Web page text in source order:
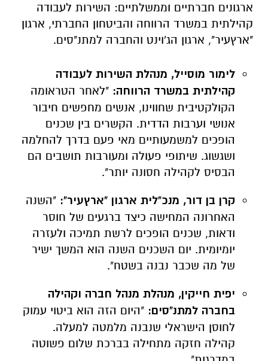
ארגונים חברתיים וממשלתיים: השירות לעבודה
קהילתית במשרד הרווחה והביטחון החברתי, ארגון
"ארץעיר", ארגון הג'וינט והחברה למתנ"סים.
לימור מוסייל, מנהלת השירות לעבודה
קהילתית במשרד הרווחה: "לאחר הטראומה
הקולקטיבית שחווינו, אנשים מחפשים חיבור
אנושי וערבות הדדית. הקשרים בין שכנים
הופכים למשמעותיים מאי פעם בדרך להחלמה
ושגשוג. שיתופי פעולה ומעורבות תושבים הם
הבסיס לקהילה חסונה יותר".
קרן בן דור, מנכ"לית ארגון "ארץעיר": "השנה
האחרונה המחישה כיצד ברגעים של חוסר
ודאות, שכנים הופכים לרשת תמיכה ולעזרה
יומיומית. יום השכנים השנה הוא המשך ישיר
של מה שכבר נבנה בשטח".
יפית חייקין, מנהלת מנהל חברה וקהילה
בחברה למתנ"סים: "היום הזה הוא ביטוי עמוק
לחוסן הישראלי שנבנה מלמטה למעלה.
קהילה חזקה מתחילה בברכת שלום פשוטה